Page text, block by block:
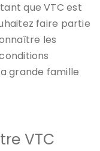
que VTC est
faire partie
les
grande famille
VTC